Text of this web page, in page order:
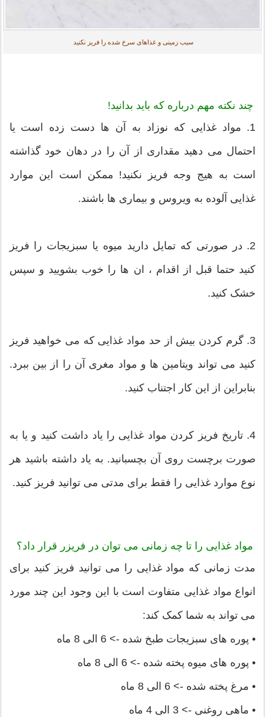
سیب زمینی و غذاهای سرخ شده را فریز نکنید
چند نکته مهم درباره که باید بدانید!
1. مواد غذایی که نوزاد به آن ها دست زده است یا
احتمال می دهید مقداری از آن را در دهان خود گذاشته
است به هیج وجه فریز نکنید! ممکن است این موارد
غذایی آلوده به ویروس و بیماری ها باشند.
2. در صورتی که تمایل دارید میوه یا سبزیجات را فریز
کنید حتما قبل از اقدام ، ان ها را خوب بشویید و سپس
خشک کنید.
3. گرم کردن بیش از حد مواد غذایی که می خواهید فریز
کنید می تواند ویتامین ها و مواد مغری آن را از بین ببرد.
بنابراین از این کار اجتناب کنید.
4. تاریخ فریز کردن مواد غذایی را یاد داشت کنید و یا به
صورت برچست روی آن بچسبانید. به یاد داشته باشید هر
نوع موارد غذایی را فقط برای مدتی می توانید فریز کنید.
مواد غذایی را تا چه زمانی می توان در فریزر قرار داد؟
مدت زمانی که مواد غذایی را می توانید فریز کنید برای
انواع مواد غذایی متفاوت است با این وجود این چند مورد
می تواند به شما کمک کند:
• پوره های سبزیجات طبخ شده -> 6 الی 8 ماه
• پوره های میوه پخته شده -> 6 الی 8 ماه
• مرغ پخته شده -> 6 الی 8 ماه
• ماهی روغنی -> 3 الی 4 ماه